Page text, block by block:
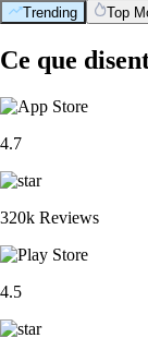
Trending Top
Ce que
4.7
320k Reviews
4.5